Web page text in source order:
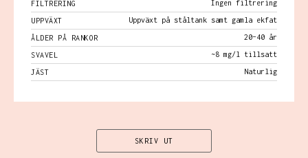
FILTRERING Ingen filtrering
UPPVÄXT Uppväxt på ståltank samt gamla ekfat
ÅLDER PÅ RANKOR 20–40 år
SVAVEL ~8 mg/l tillsatt
JÄST Naturlig
SKRIV UT